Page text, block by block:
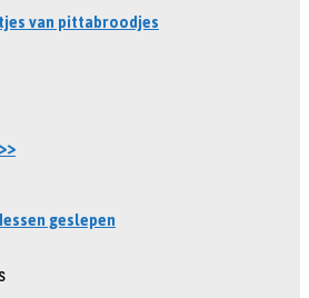
van pittabroodjes
geslepen